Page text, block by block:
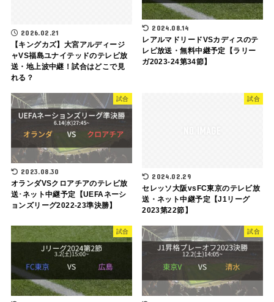
2026.02.21
【キングカズ】大宮アルディージ
ャVS福島ユナイテッドのテレビ放
送・地上波中継！試合はどこで見
れる？
2024.08.14
レアルマドリードVSカディスのテ
レビ放送・無料中継予定【ラリー
ガ2023-24第34節】
試合
2023.08.30
オランダVSクロアチアのテレビ放
送･ネット中継予定【UEFAネーシ
ョンズリーグ2022-23準決勝】
試合
2024.02.29
セレッソ大阪vsFC東京のテレビ放
送・ネット中継予定【J1リーグ
2023第22節】
試合 試合